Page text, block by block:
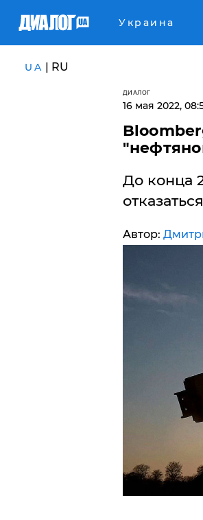
Украина
UA | RU
ДИАЛОГ
16 мая 2022,
До конца
Автор: